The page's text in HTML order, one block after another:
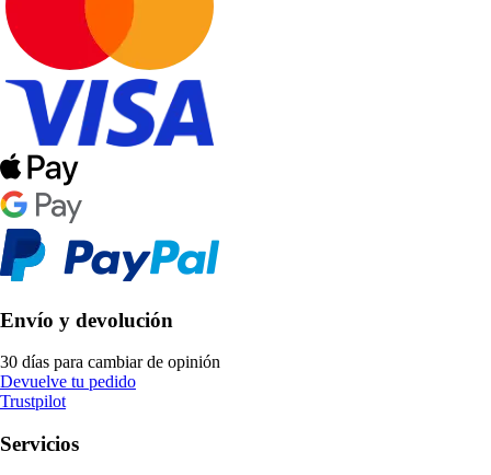
Envío y devolución
30 días para cambiar de opinión
Devuelve tu pedido
Trustpilot
Servicios